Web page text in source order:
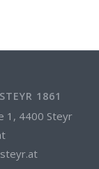
1861
1, 4400 Steyr